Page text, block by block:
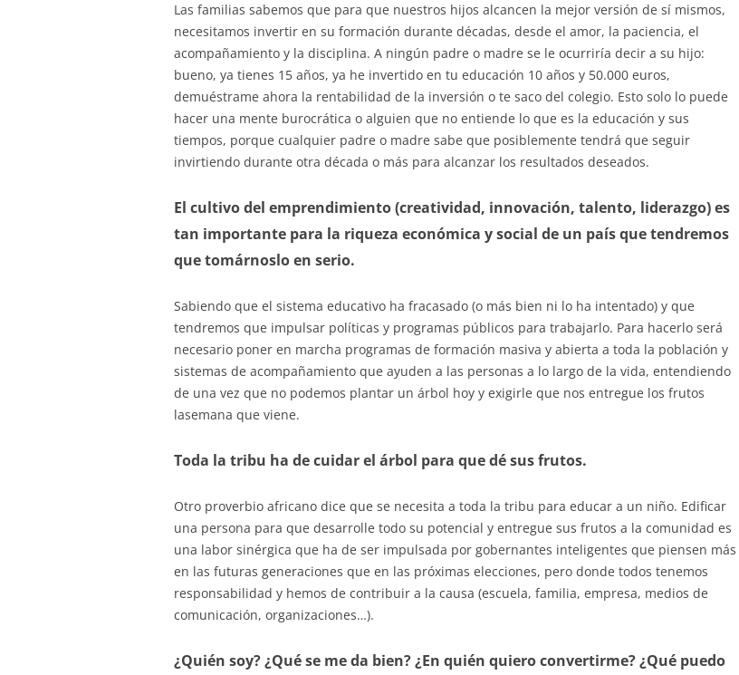
Las familias sabemos que para que nuestros hijos alcancen la mejor versión de sí mismos,
necesitamos invertir en su formación durante décadas, desde el amor, la paciencia, el
acompañamiento y la disciplina. A ningún padre o madre se le ocurriría decir a su hijo:
bueno, ya tienes 15 años, ya he invertido en tu educación 10 años y 50.000 euros,
demuéstrame ahora la rentabilidad de la inversión o te saco del colegio. Esto solo lo puede
hacer una mente burocrática o alguien que no entiende lo que es la educación y sus
tiempos, porque cualquier padre o madre sabe que posiblemente tendrá que seguir
invirtiendo durante otra década o más para alcanzar los resultados deseados.
El cultivo del emprendimiento (creatividad, innovación, talento, liderazgo) es
tan importante para la riqueza económica y social de un país que tendremos
que tomárnoslo en serio.
Sabiendo que el sistema educativo ha fracasado (o más bien ni lo ha intentado) y que
tendremos que impulsar políticas y programas públicos para trabajarlo. Para hacerlo será
necesario poner en marcha programas de formación masiva y abierta a toda la población y
sistemas de acompañamiento que ayuden a las personas a lo largo de la vida, entendiendo
de una vez que no podemos plantar un árbol hoy y exigirle que nos entregue los frutos
lasemana que viene.
Toda la tribu ha de cuidar el árbol para que dé sus frutos.
Otro proverbio africano dice que se necesita a toda la tribu para educar a un niño. Edificar
una persona para que desarrolle todo su potencial y entregue sus frutos a la comunidad es
una labor sinérgica que ha de ser impulsada por gobernantes inteligentes que piensen más
en las futuras generaciones que en las próximas elecciones, pero donde todos tenemos
responsabilidad y hemos de contribuir a la causa (escuela, familia, empresa, medios de
comunicación, organizaciones…).
¿Quién soy? ¿Qué se me da bien? ¿En quién quiero convertirme? ¿Qué puedo